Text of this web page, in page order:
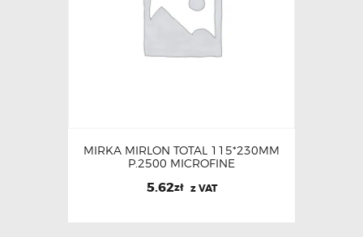
MIRKA MIRLON TOTAL 115*230MM
P.2500 MICROFINE
5.62zł z VAT